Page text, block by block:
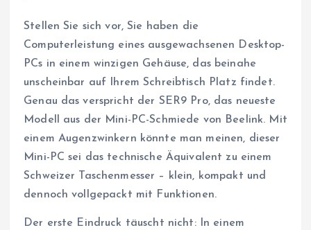
Stellen Sie sich vor, Sie haben die
Computerleistung eines ausgewachsenen Desktop-
PCs in einem winzigen Gehäuse, das beinahe
unscheinbar auf Ihrem Schreibtisch Platz findet.
Genau das verspricht der SER9 Pro, das neueste
Modell aus der Mini-PC-Schmiede von Beelink. Mit
einem Augenzwinkern könnte man meinen, dieser
Mini-PC sei das technische Äquivalent zu einem
Schweizer Taschenmesser – klein, kompakt und
dennoch vollgepackt mit Funktionen.
Der erste Eindruck täuscht nicht: In einem